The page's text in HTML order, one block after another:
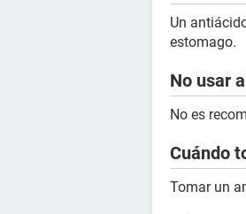
Un
estomago.
No usar
No es
Cuándo
Tomar un